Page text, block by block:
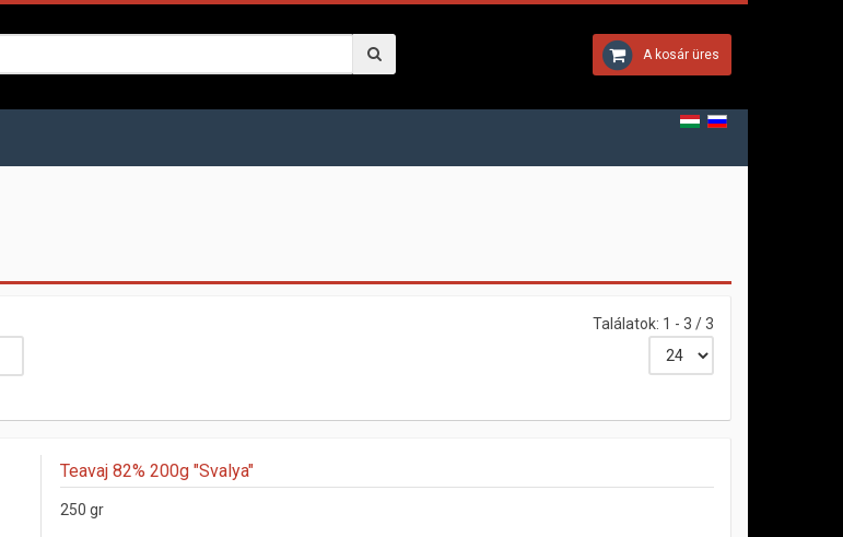
A kosár üres
Találatok: 1 - 3 / 3
Teavaj 82% 200g "Svalya"
250 gr